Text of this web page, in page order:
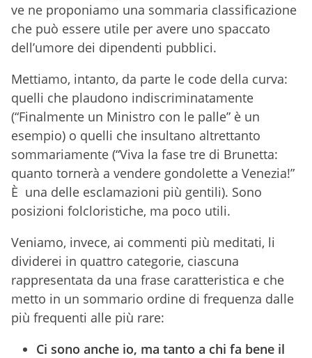
ve ne proponiamo una sommaria classificazione
che può essere utile per avere uno spaccato
dell’umore dei dipendenti pubblici.
Mettiamo, intanto, da parte le code della curva:
quelli che plaudono indiscriminatamente
(“Finalmente un Ministro con le palle” è un
esempio) o quelli che insultano altrettanto
sommariamente (“Viva la fase tre di Brunetta:
quanto tornerà a vendere gondolette a Venezia!”
È una delle esclamazioni più gentili). Sono
posizioni folcloristiche, ma poco utili.
Veniamo, invece, ai commenti più meditati, li
dividerei in quattro categorie, ciascuna
rappresentata da una frase caratteristica e che
metto in un sommario ordine di frequenza dalle
più frequenti alle più rare:
Ci sono anche io, ma tanto a chi fa bene il